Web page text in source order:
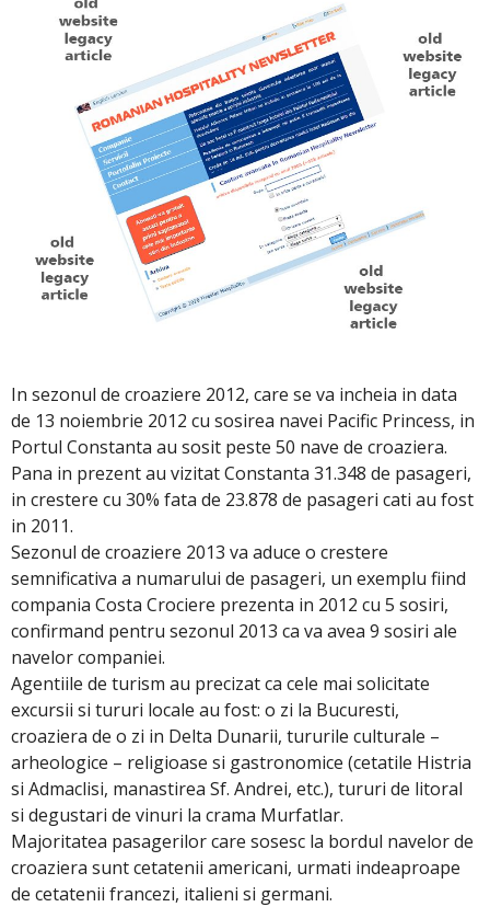
In sezonul de croaziere 2012, care se va incheia in data
de 13 noiembrie 2012 cu sosirea navei Pacific Princess, in
Portul Constanta au sosit peste 50 nave de croaziera.
Pana in prezent au vizitat Constanta 31.348 de pasageri,
in crestere cu 30% fata de 23.878 de pasageri cati au fost
in 2011.
Sezonul de croaziere 2013 va aduce o crestere
semnificativa a numarului de pasageri, un exemplu fiind
compania Costa Crociere prezenta in 2012 cu 5 sosiri,
confirmand pentru sezonul 2013 ca va avea 9 sosiri ale
navelor companiei.
Agentiile de turism au precizat ca cele mai solicitate
excursii si tururi locale au fost: o zi la Bucuresti,
croaziera de o zi in Delta Dunarii, tururile culturale –
arheologice – religioase si gastronomice (cetatile Histria
si Admaclisi, manastirea Sf. Andrei, etc.), tururi de litoral
si degustari de vinuri la crama Murfatlar.
Majoritatea pasagerilor care sosesc la bordul navelor de
croaziera sunt cetatenii americani, urmati indeaproape
de cetatenii francezi, italieni si germani.